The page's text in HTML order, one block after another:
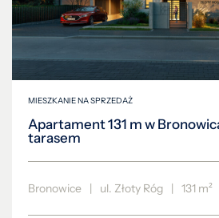
MIESZKANIE NA SPRZEDAŻ
Apartament 131 m w
tarasem
Bronowice | ul. Złoty Róg | 131 m²